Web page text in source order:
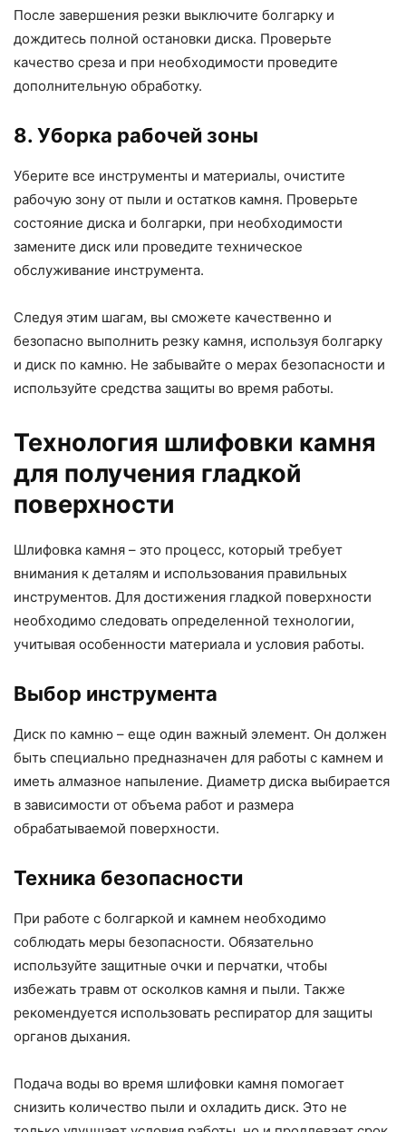
После завершения резки выключите болгарку и
дождитесь полной остановки диска. Проверьте
качество среза и при необходимости проведите
дополнительную обработку.
8. Уборка рабочей зоны
Уберите все инструменты и материалы, очистите
рабочую зону от пыли и остатков камня. Проверьте
состояние диска и болгарки, при необходимости
замените диск или проведите техническое
обслуживание инструмента.
Следуя этим шагам, вы сможете качественно и
безопасно выполнить резку камня, используя болгарку
и диск по камню. Не забывайте о мерах безопасности и
используйте средства защиты во время работы.
Технология шлифовки камня
для получения гладкой
поверхности
Шлифовка камня – это процесс, который требует
внимания к деталям и использования правильных
инструментов. Для достижения гладкой поверхности
необходимо следовать определенной технологии,
учитывая особенности материала и условия работы.
Выбор инструмента
Диск по камню – еще один важный элемент. Он должен
быть специально предназначен для работы с камнем и
иметь алмазное напыление. Диаметр диска выбирается
в зависимости от объема работ и размера
обрабатываемой поверхности.
Техника безопасности
При работе с болгаркой и камнем необходимо
соблюдать меры безопасности. Обязательно
используйте защитные очки и перчатки, чтобы
избежать травм от осколков камня и пыли. Также
рекомендуется использовать респиратор для защиты
органов дыхания.
Подача воды во время шлифовки камня помогает
снизить количество пыли и охладить диск. Это не